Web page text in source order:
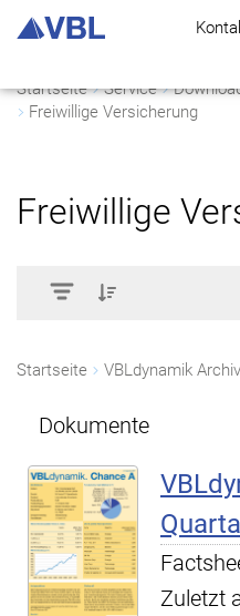
Startseite Service
Freiwillige Versicherung
Freiwillige
Startseite VBLdynamik Archiv
Dokumente
Zuletzt